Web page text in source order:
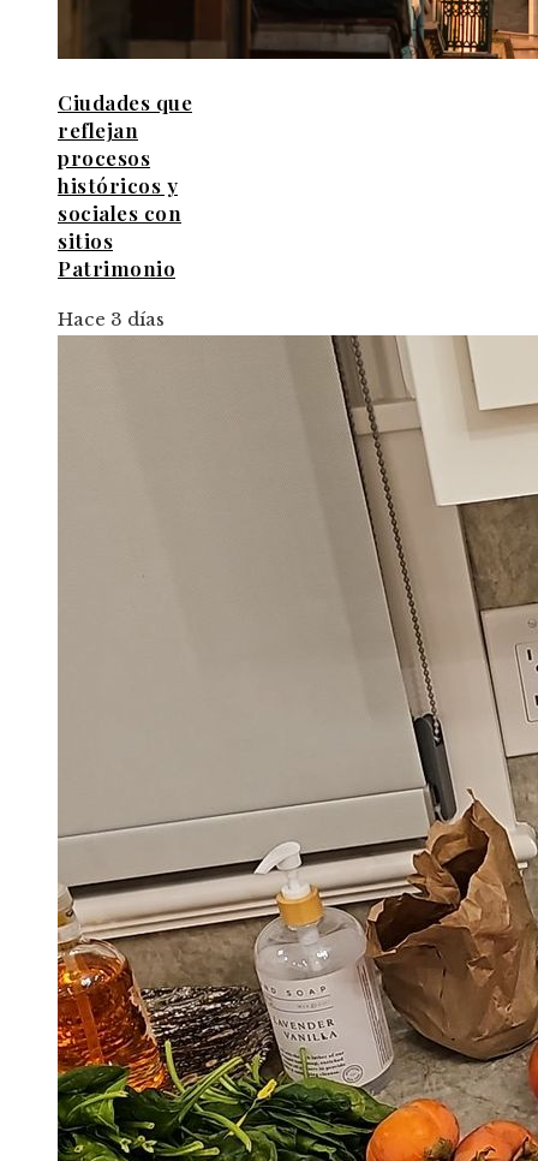
Ciudades que
reflejan
procesos
históricos y
sociales con
sitios
Patrimonio
Hace 3 días